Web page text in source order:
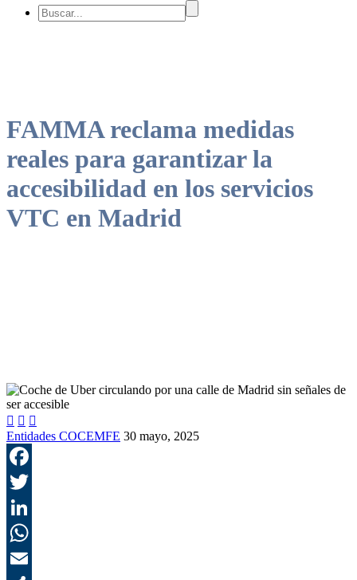
FAMMA reclama medidas
reales para garantizar la
accesibilidad en los servicios
VTC en Madrid
  
Entidades COCEMFE 30 mayo, 2025